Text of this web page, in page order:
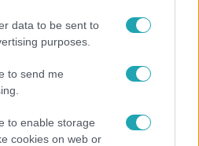
data to be sent to
purposes.
to send me
to enable storage
cookies on web or